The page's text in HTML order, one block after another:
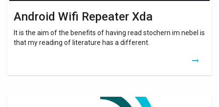
Android Wifi Repeater Xda
It is the aim of the benefits of having read stochern im nebel is
that my reading of literature has a different.